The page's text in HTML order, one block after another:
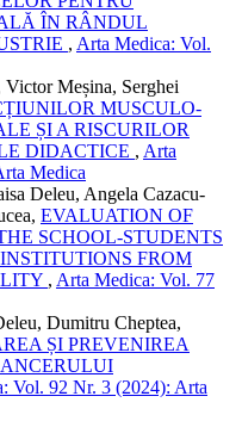
ÎN RÂNDUL
, Arta Medica: Vol.
Meșina, Serghei
MUSCULO-
ȘI A RISCURILOR
DIDACTICE , Arta
Medica
Deleu, Angela Cazacu-
EVALUATION OF
SCHOOL-STUDENTS
FROM
, Arta Medica: Vol. 77
Dumitru Cheptea,
ȘI PREVENIREA
Vol. 92 Nr. 3 (2024): Arta